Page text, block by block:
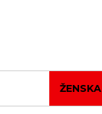
ŽENSKA